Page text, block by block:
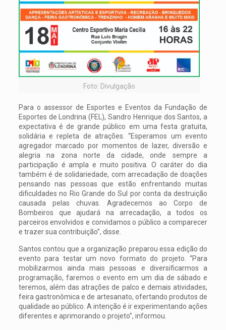
Foto: Divulgação
Para o assessor de Esportes e Eventos da Fundação de
Esportes de Londrina (FEL), Sandro Henrique dos Santos, a
expectativa é de grande público em uma festa gratuita,
solidária e repleta de atrações. “Esperamos um evento
agregador marcado por momentos de lazer, diversão e
alegria na zona norte da cidade, onde sempre a
participação é ampla e muito positiva. O caráter do dia
também é de solidariedade, com arrecadação de doações
pensando nas pessoas que estão enfrentando muitas
dificuldades no Rio Grande do Sul por conta da destruição
causada pelas chuvas. Agradecemos ao Corpo de
Bombeiros que ajudará na arrecadação, a todos os
parceiros envolvidos e convidamos o público a comparecer
e trazer sua contribuição”, disse.
Santos contou que a organização preparou essa edição do
evento para testar um novo formato do projeto. “Para
mobilizarmos ainda mais pessoas e diversificarmos a
programação, faremos o evento em um dia de sábado e
teremos, além das atrações de palco e demais atividades,
feira gastronômica e de artesanato, ofertando produtos de
qualidade ao público. A intenção é ir experimentando ações
diferentes e aprimorando o projeto”, informou.